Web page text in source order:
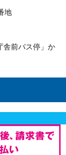
地
舎前バス停」か